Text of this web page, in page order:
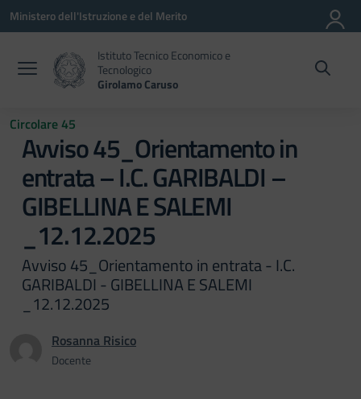
Vai ai contenuti
Vai al menu di navigazione
Vai al footer
Ministero dell'Istruzione e del Merito
Istituto Tecnico Economico e
Tecnologico
Girolamo Caruso
Circolare 45
Avviso 45_Orientamento in
entrata – I.C. GARIBALDI –
GIBELLINA E SALEMI
_12.12.2025
Avviso 45_Orientamento in entrata - I.C.
GARIBALDI - GIBELLINA E SALEMI
_12.12.2025
Rosanna Risico
Docente